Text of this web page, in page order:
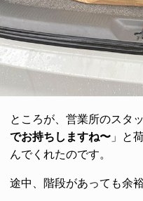
ところが、営業所のスタ
でお持ちしますね〜 」と
んでくれたのです。
途中、階段があっても余